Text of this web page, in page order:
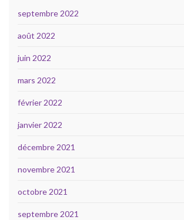
septembre 2022
août 2022
juin 2022
mars 2022
février 2022
janvier 2022
décembre 2021
novembre 2021
octobre 2021
septembre 2021